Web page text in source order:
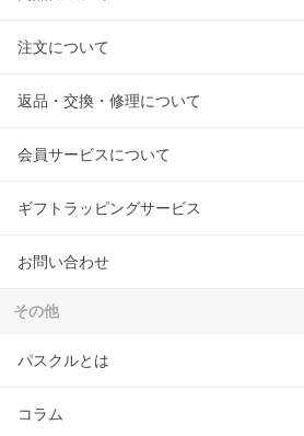
注文について
返品・交換・修理について
会員サービスについて
ギフトラッピングサービス
お問い合わせ
その他
パスクルとは
コラム